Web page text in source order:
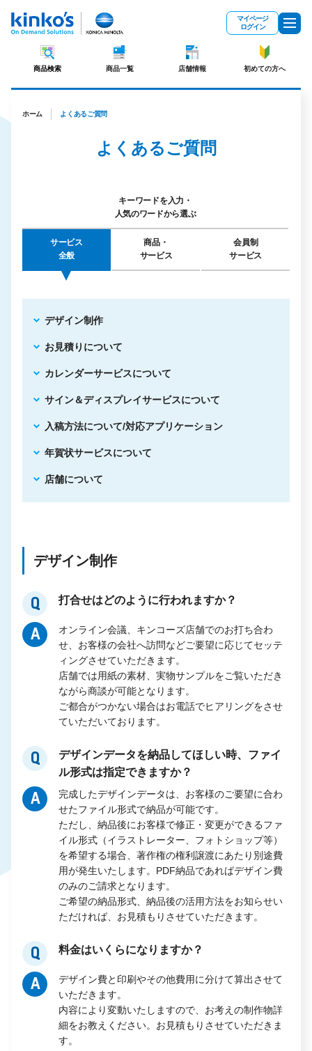
マイページ
ログイン
商品検索 商品一覧 店舗情報 初めての方へ
ホーム よくあるご質問
よくあるご質問
キーワードを入力・
人気のワードから選ぶ
サービス
全般
商品・
サービス
会員制
サービス
デザイン制作
お見積りについて
カレンダーサービスについて
サイン＆ディスプレイサービスについて
入稿方法について/対応アプリケーション
年賀状サービスについて
店舗について
デザイン制作
Q 打合せはどのように行われますか？
A
オンライン会議、キンコーズ店舗でのお打ち合わ
せ、お客様の会社へ訪問などご要望に応じてセッテ
ィングさせていただきます。
店舗では用紙の素材、実物サンプルをご覧いただき
ながら商談が可能となります。
ご都合がつかない場合はお電話でヒアリングをさせ
ていただいております。
Q
デザインデータを納品してほしい時、ファイ
ル形式は指定できますか？
A
完成したデザインデータは、お客様のご要望に合わ
せたファイル形式で納品が可能です。
ただし、納品後にお客様で修正・変更ができるファ
イル形式（イラストレーター、フォトショップ等）
を希望する場合、著作権の権利譲渡にあたり別途費
用が発生いたします。PDF納品であればデザイン費
のみのご請求となります。
ご希望の納品形式、納品後の活用方法をお知らせい
ただければ、お見積もりさせていただきます。
Q 料金はいくらになりますか？
A
デザイン費と印刷やその他費用に分けて算出させて
いただきます。
内容により変動いたしますので、お考えの制作物詳
細をお教えください。お見積もりさせていただきま
す。